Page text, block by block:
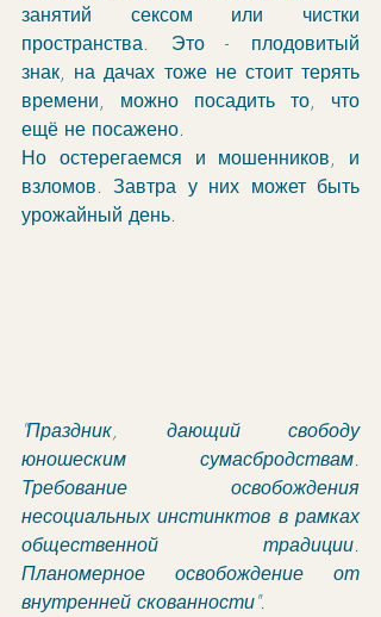
занятий сексом или чистки
пространства. Это - плодовитый
знак, на дачах тоже не стоит терять
времени, можно посадить то, что
ещё не посажено.
Но остерегаемся и мошенников, и
взломов. Завтра у них может быть
урожайный день.
"Праздник, дающий свободу
юношеским сумасбродствам.
Требование освобождения
несоциальных инстинктов в рамках
общественной традиции.
Планомерное освобождение от
внутренней скованности".